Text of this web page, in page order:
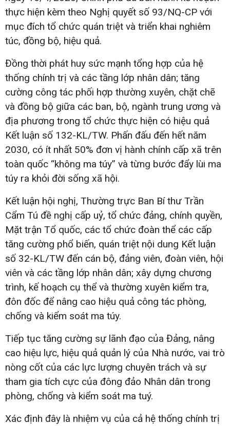
thực hiện kèm theo Nghị quyết số 93/NQ-CP với
mục đích tổ chức quán triệt và triển khai nghiêm
túc, đồng bộ, hiệu quả.
Đồng thời phát huy sức mạnh tổng hợp của hệ
thống chính trị và các tầng lớp nhân dân; tăng
cường công tác phối hợp thường xuyên, chặt chẽ
và đồng bộ giữa các ban, bộ, ngành trung ương và
địa phương trong tổ chức thực hiện có hiệu quả
Kết luận số 132-KL/TW. Phấn đấu đến hết năm
2030, có ít nhất 50% đơn vị hành chính cấp xã trên
toàn quốc “không ma túy” và từng bước đẩy lùi ma
túy ra khỏi đời sống xã hội.
Kết luận hội nghị, Thường trực Ban Bí thư Trần
Cẩm Tú đề nghị cấp uỷ, tổ chức đảng, chính quyền,
Mặt trận Tổ quốc, các tổ chức đoàn thể các cấp
tăng cường phổ biến, quán triệt nội dung Kết luận
số 32-KL/TW đến cán bộ, đảng viên, đoàn viên, hội
viên và các tầng lớp nhân dân; xây dựng chương
trình, kế hoạch cụ thể và thường xuyên kiểm tra,
đôn đốc để nâng cao hiệu quả công tác phòng,
chống và kiểm soát ma túy.
Tiếp tục tăng cường sự lãnh đạo của Đảng, nâng
cao hiệu lực, hiệu quả quản lý của Nhà nước, vai trò
nòng cốt của các lực lượng chuyên trách và sự
tham gia tích cực của đông đảo Nhân dân trong
phòng, chống và kiểm soát ma tuý.
Xác định đây là nhiệm vụ của cả hệ thống chính trị